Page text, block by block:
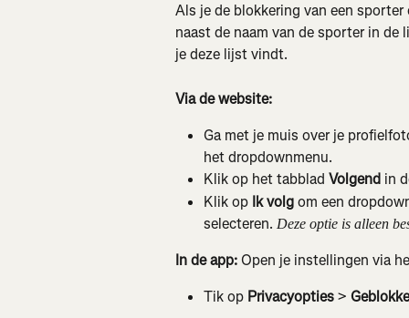
Als je de blokkering van een
naast de naam van de sporter in de
je deze lijst vindt.
Via de website:
Ga met je muis over je
het dropdownmenu.
Klik op het tabblad Volgend in
Klik op Ik volg om een
selecteren. Deze optie is alleen
In de app: Open je instellingen via
Tik op Privacyopties >